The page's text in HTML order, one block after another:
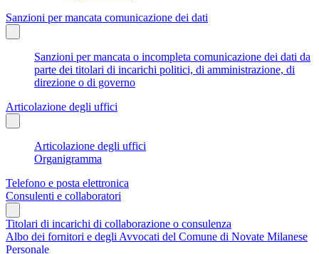
Sanzioni per mancata comunicazione dei dati
Sanzioni per mancata o incompleta comunicazione dei dati da
parte dei titolari di incarichi politici, di amministrazione, di
direzione o di governo
Articolazione degli uffici
Articolazione degli uffici
Organigramma
Telefono e posta elettronica
Consulenti e collaboratori
Titolari di incarichi di collaborazione o consulenza
Albo dei fornitori e degli Avvocati del Comune di Novate Milanese
Personale